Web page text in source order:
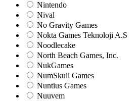
Nintendo
Nival
No Gravity Games
Nokta Games Teknoloji A.S
Noodlecake
North Beach Games, Inc.
NukGames
NumSkull Games
Nuntius Games
Nuuvem